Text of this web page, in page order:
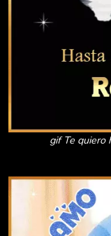
gif Te quiero